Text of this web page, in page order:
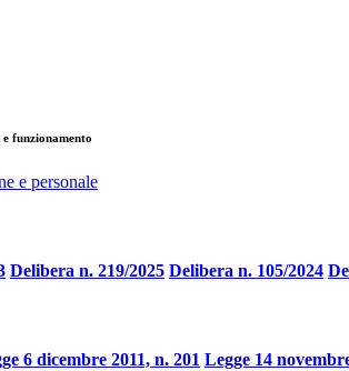
funzionamento
e personale
Delibera n. 219/2025 Delibera n. 105/2024
6 dicembre 2011, n. 201 Legge 14